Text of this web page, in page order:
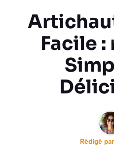
Facile
Rédigé par